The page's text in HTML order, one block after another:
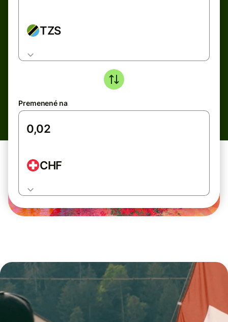
TZS
Premenené na
CHF